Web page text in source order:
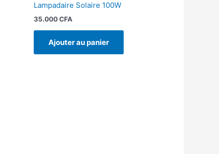
Lampadaire Solaire 100W
35.000CFA
Ajouter au panier